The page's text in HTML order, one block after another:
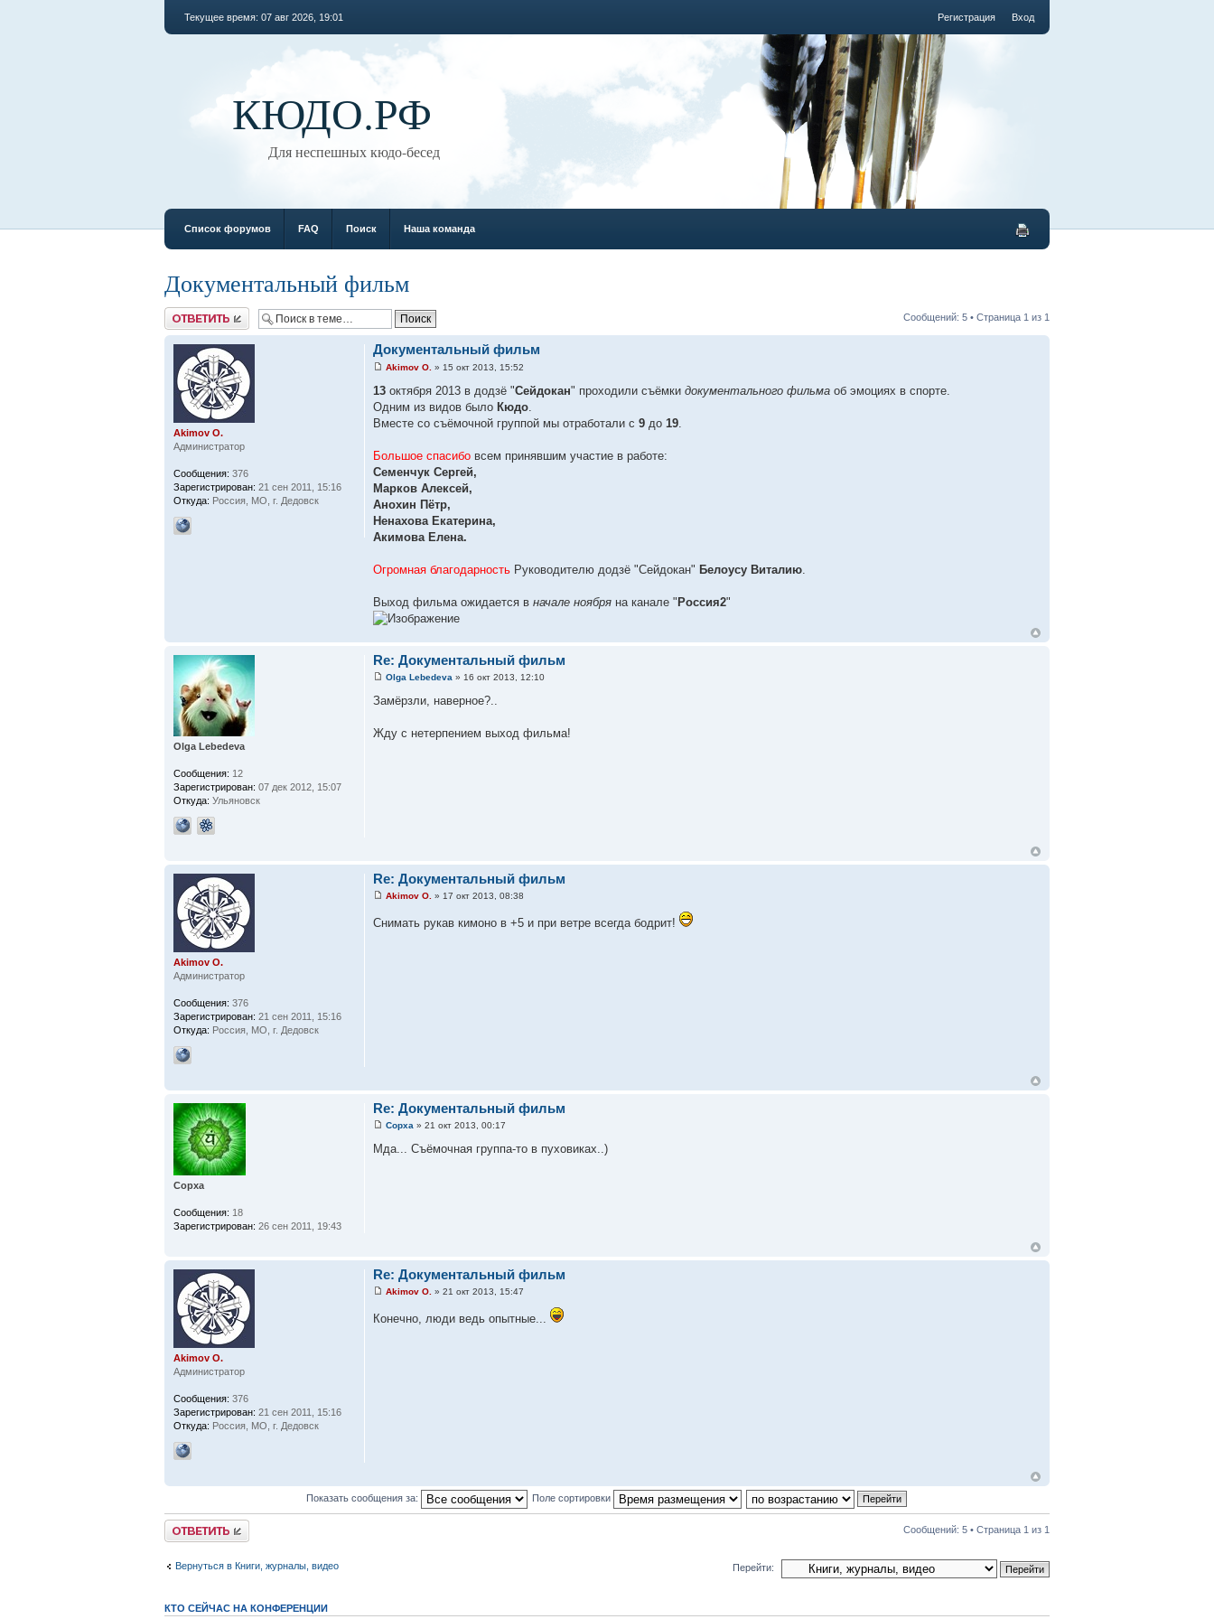
Текущее время: 07 авг 2026, 19:01 Регистрация Вход
КЮДО.РФ
Для неспешных кюдо-бесед
Список форумов FAQ Поиск Наша команда
Документальный фильм
Ответить Сообщений: 5 • Страница 1 из 1
Документальный фильм
Akimov O. » 15 окт 2013, 15:52
13октября 2013 в додзё "Сейдокан" проходили съёмки документального фильма об эмоциях в спорте.
Одним из видов было Кюдо.
Вместе со съёмочной группой мы отработали с 9до 19.
Большое спасибовсем принявшим участие в работе:
Семенчук Сергей,
Марков Алексей,
Анохин Пётр,
Ненахова Екатерина,
Акимова Елена.
Огромная благодарностьРуководителю додзё "Сейдокан" Белоусу Виталию.
Выход фильма ожидается в начале ноября на канале "Россия2"
Akimov O.
Администратор
Сообщения: 376
Зарегистрирован: 21 сен 2011, 15:16
Откуда: Россия, МО, г. Дедовск
Re: Документальный фильм
Olga Lebedeva » 16 окт 2013, 12:10
Замёрзли, наверное?..
Жду с нетерпением выход фильма!
Olga Lebedeva
Сообщения: 12
Зарегистрирован: 07 дек 2012, 15:07
Откуда: Ульяновск
Re: Документальный фильм
Akimov O. » 17 окт 2013, 08:38
Снимать рукав кимоно в +5 и при ветре всегда бодрит!
Akimov O.
Администратор
Сообщения: 376
Зарегистрирован: 21 сен 2011, 15:16
Откуда: Россия, МО, г. Дедовск
Re: Документальный фильм
Сорха » 21 окт 2013, 00:17
Мда... Съёмочная группа-то в пуховиках..)
Сорха
Сообщения: 18
Зарегистрирован: 26 сен 2011, 19:43
Re: Документальный фильм
Akimov O. » 21 окт 2013, 15:47
Конечно, люди ведь опытные...
Akimov O.
Администратор
Сообщения: 376
Зарегистрирован: 21 сен 2011, 15:16
Откуда: Россия, МО, г. Дедовск
Показать сообщения за: Поле сортировки
Ответить Сообщений: 5 • Страница 1 из 1
Вернуться в Книги, журналы, видео Перейти:
КТО СЕЙЧАС НА КОНФЕРЕНЦИИ